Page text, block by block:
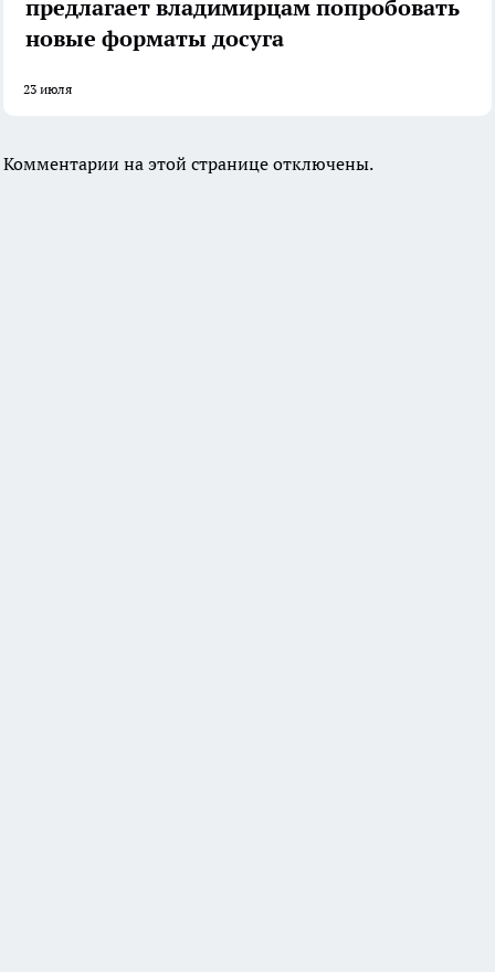
предлагает владимирцам попробовать
новые форматы досуга
23 июля
Комментарии на этой странице отключены.